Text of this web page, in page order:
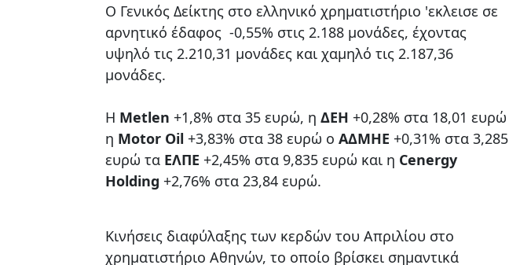
Ο Γενικός Δείκτης στο ελληνικό χρηματιστήριο 'εκλεισε σε
αρνητικό έδαφος -0,55% στις 2.188 μονάδες, έχοντας
υψηλό τις 2.210,31 μονάδες και χαμηλό τις 2.187,36
μονάδες.
H Μetlen +1,8% στα 35 ευρώ, η ΔΕΗ +0,28% στα 18,01 ευρώ
η Motor Oil +3,83% στα 38 ευρώ ο AΔMHE +0,31% στα 3,285
ευρώ τα ΕΛΠΕ +2,45% στα 9,835 ευρώ και η Cenergy
Holding +2,76% στα 23,84 ευρώ.
Κινήσεις διαφύλαξης των κερδών του Απριλίου στο
χρηματιστήριο Αθηνών, το οποίο βρίσκει σημαντικά